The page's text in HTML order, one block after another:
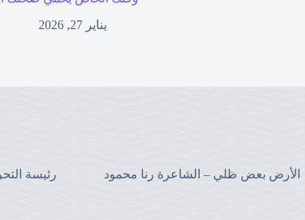
يناير 27, 2026
الأرض بعض ظلي – الشاعرة رنا محمود رئيسة